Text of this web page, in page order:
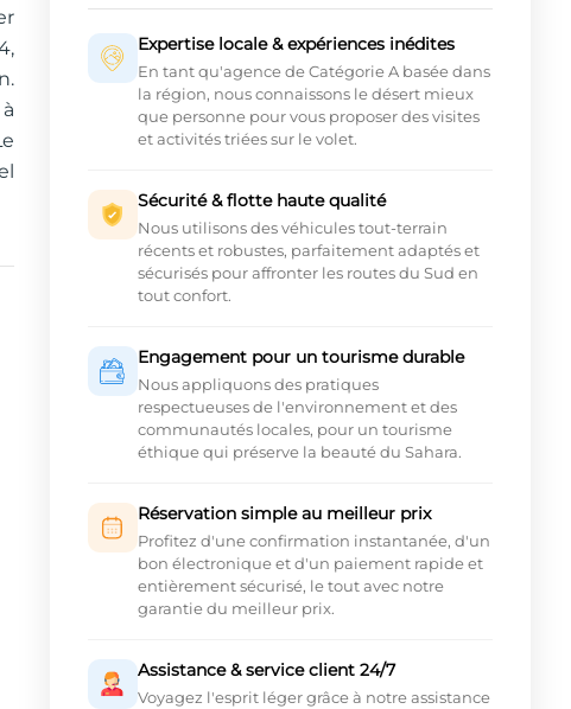
Expertise locale & expériences inédites
En tant qu'agence de Catégorie A basée dans
la région, nous connaissons le désert mieux
que personne pour vous proposer des visites
et activités triées sur le volet.
Sécurité & flotte haute qualité
Nous utilisons des véhicules tout-terrain
récents et robustes, parfaitement adaptés et
sécurisés pour affronter les routes du Sud en
tout confort.
Engagement pour un tourisme durable
Nous appliquons des pratiques
respectueuses de l'environnement et des
communautés locales, pour un tourisme
éthique qui préserve la beauté du Sahara.
Réservation simple au meilleur prix
Profitez d'une confirmation instantanée, d'un
bon électronique et d'un paiement rapide et
entièrement sécurisé, le tout avec notre
garantie du meilleur prix.
Assistance & service client 24/7
Voyagez l'esprit léger grâce à notre assistance